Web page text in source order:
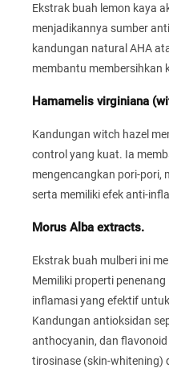
Ekstrak buah lemon kaya
menjadikannya sumber
kandungan natural AHA
membantu membersihkan
Hamamelis virginiana
Kandungan witch hazel
control yang kuat. Ia
mengencangkan pori-pori,
serta memiliki efek anti-
Morus Alba extracts.
Ekstrak buah mulberi ini
Memiliki properti
inflamasi yang efektif
Kandungan antioksidan
anthocyanin, dan
tirosinase (skin-whitening)